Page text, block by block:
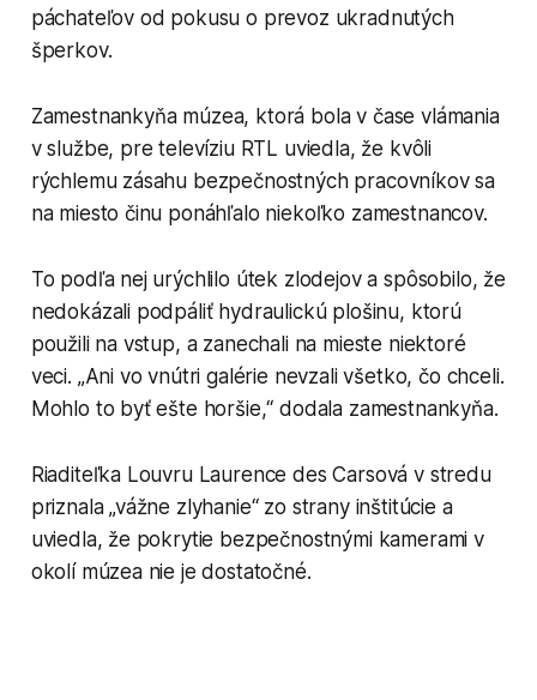
páchateľov od pokusu o prevoz ukradnutých
šperkov.
Zamestnankyňa múzea, ktorá bola v čase vlámania
v službe, pre televíziu RTL uviedla, že kvôli
rýchlemu zásahu bezpečnostných pracovníkov sa
na miesto činu ponáhľalo niekoľko zamestnancov.
To podľa nej urýchlilo útek zlodejov a spôsobilo, že
nedokázali podpáliť hydraulickú plošinu, ktorú
použili na vstup, a zanechali na mieste niektoré
veci. „Ani vo vnútri galérie nevzali všetko, čo chceli.
Mohlo to byť ešte horšie,“ dodala zamestnankyňa.
Riaditeľka Louvru Laurence des Carsová v stredu
priznala „vážne zlyhanie“ zo strany inštitúcie a
uviedla, že pokrytie bezpečnostnými kamerami v
okolí múzea nie je dostatočné.